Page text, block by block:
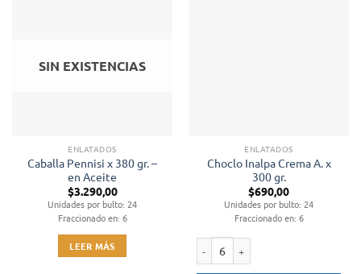
SIN EXISTENCIAS
ENLATADOS
Caballa Pennisi x 380 gr. –
en Aceite
$3.290,00
Unidades por bulto: 24
Fraccionado en: 6
LEER MÁS
ENLATADOS
Choclo Inalpa Crema A. x
300 gr.
$690,00
Unidades por bulto: 24
Fraccionado en: 6